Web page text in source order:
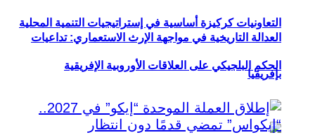
التعاونيات كركيزة أساسية في إستراتيجيات التنمية المحلية
بإفريقيا
العدالة التاريخية في مواجهة الإرث الاستعماري: تداعيات
الحكم البلجيكي على العلاقات الأوروبية الإفريقية